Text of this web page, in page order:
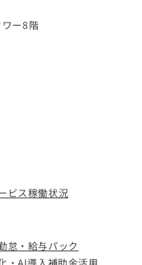
ー8階
ビス稼働状況
怠・給与パック
・AI導入補助金活用